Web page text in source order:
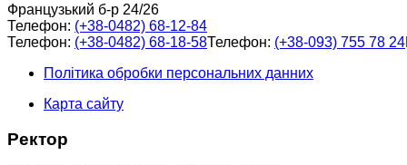
Французький б-р 24/26
Телефон: (+38-0482) 68-12-84
Телефон: (+38-0482) 68-18-58Телефон: (+38-093) 755 78 24
Політика обробки персональних данних
Карта сайту
Ректор